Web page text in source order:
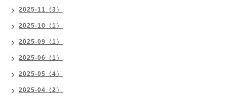
2025-11（3）
2025-10（1）
2025-09（1）
2025-06（1）
2025-05（4）
2025-04（2）